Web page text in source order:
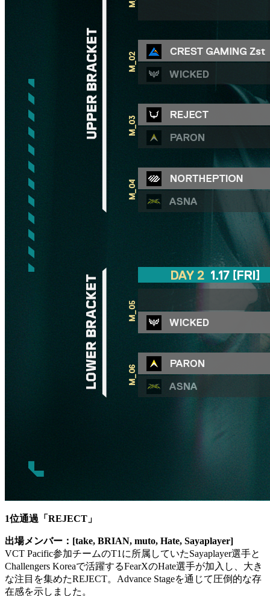
1位通過「REJECT」
出場メンバー：[take, BRIAN, muto, Hate, Sayaplayer]
VCT Pacific参加チームのT1に所属していたSayaplayer選手と
Challengers Koreaで活躍するFearXのHate選手が加入し、大き
な注目を集めたREJECT。Advance Stageを通じて圧倒的な存
在感を示しました。